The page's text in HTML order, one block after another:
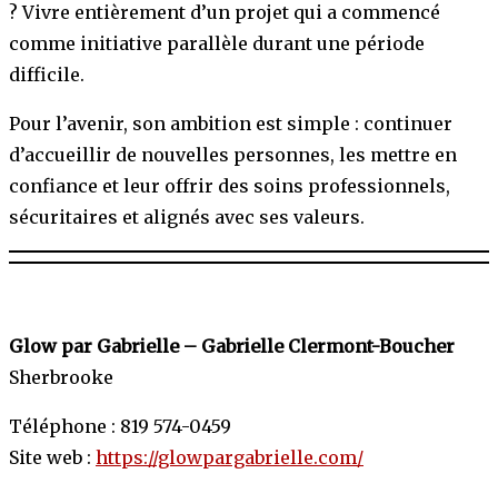
? Vivre entièrement d’un projet qui a commencé
comme initiative parallèle durant une période
difficile.
Pour l’avenir, son ambition est simple : continuer
d’accueillir de nouvelles personnes, les mettre en
confiance et leur offrir des soins professionnels,
sécuritaires et alignés avec ses valeurs.
Glow par Gabrielle – Gabrielle Clermont-Boucher
Sherbrooke
Téléphone : 819 574-0459
Site web : https://glowpargabrielle.com/